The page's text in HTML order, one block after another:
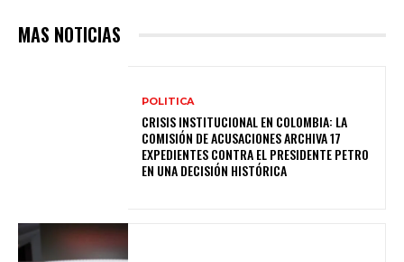
MAS NOTICIAS
POLITICA
CRISIS INSTITUCIONAL EN COLOMBIA: LA
COMISIÓN DE ACUSACIONES ARCHIVA 17
EXPEDIENTES CONTRA EL PRESIDENTE PETRO
EN UNA DECISIÓN HISTÓRICA